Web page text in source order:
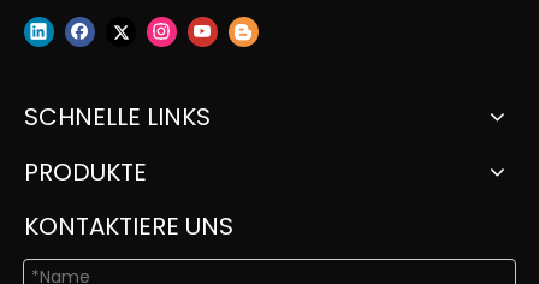
SCHNELLE LINKS
PRODUKTE
KONTAKTIERE UNS